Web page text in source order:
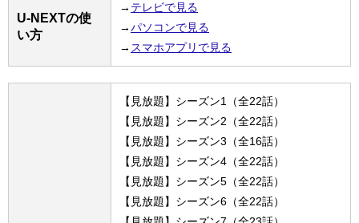
U-NEXTの使
い方
→ テレビで見る
→パソコンで見る
→ スマホアプリで見る
【見放題】シーズン1（全22話）
【見放題】シーズン2（全22話）
【見放題】シーズン3（全16話）
【見放題】シーズン4（全22話）
【見放題】シーズン5（全22話）
【見放題】シーズン6（全22話）